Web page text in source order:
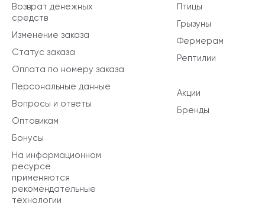
Птицы
Грызуны
Фермерам
Рептилии
Акции
Бренды
Возврат денежных
средств
Изменение заказа
Статус заказа
Оплата по номеру заказа
Персональные данные
Вопросы и ответы
Оптовикам
Бонусы
На информационном
ресурсе
применяются
рекомендательные
технологии